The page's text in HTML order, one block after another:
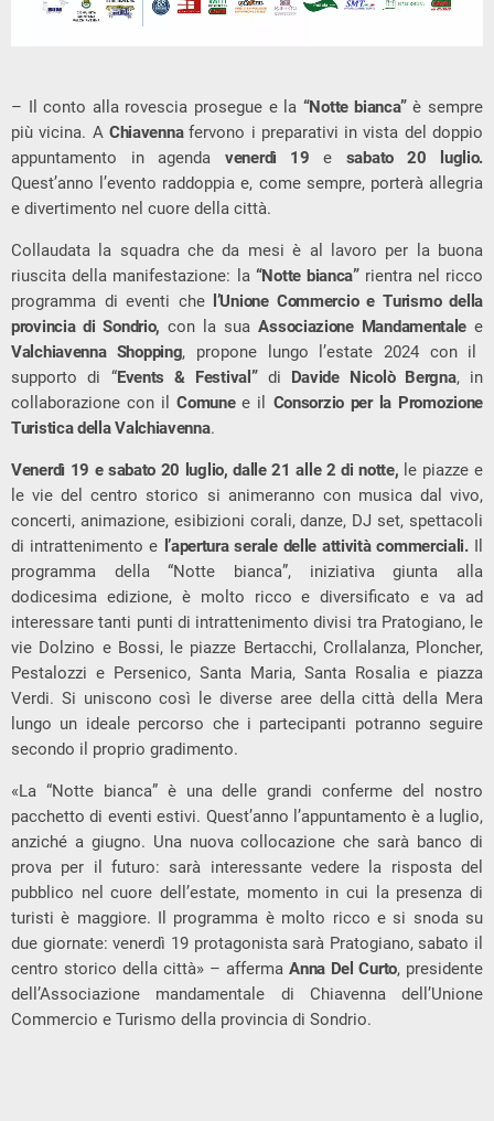
– Il conto alla rovescia prosegue e la “Notte bianca”è sempre
più vicina. A Chiavennafervono i preparativi in vista del doppio
appuntamento in agendavenerdì 19e sabato 20 luglio.
Quest’anno l’evento raddoppia e, come sempre, porterà allegria
e divertimento nel cuore della città.
Collaudata la squadra che da mesi è al lavoro per la buona
riuscita della manifestazione: la “Notte bianca” rientra nel ricco
programma di eventi che
l’Unione Commercio e Turismo della
provincia di Sondrio, con la suaAssociazione Mandamentalee
Valchiavenna Shopping, propone lungo l’estate 2024 con il
supporto di “Events & Festival” di Davide Nicolò Bergna, in
collaborazione con il
Comunee il Consorzio per la Promozione
Turistica della Valchiavenna.
Venerdì 19 e sabato 20 luglio, dalle 21 alle 2 di notte, le piazze e
le vie del centro storico si animeranno con musica dal vivo,
concerti, animazione, esibizioni corali, danze, DJ set, spettacoli
di intrattenimento e l’apertura serale delle attività commerciali.Il
programma della “Notte bianca”, iniziativa giunta alla
dodicesima edizione, è molto ricco e diversificato e va ad
interessare tanti punti di intrattenimento divisi tra Pratogiano, le
vie Dolzino e Bossi, le piazze Bertacchi, Crollalanza, Ploncher,
Pestalozzi e Persenico, Santa Maria, Santa Rosalia e piazza
Verdi. Si uniscono così le diverse aree della città della Mera
lungo un ideale percorso che i partecipanti potranno seguire
secondo il proprio gradimento.
«La “Notte bianca” è una delle grandi conferme del nostro
pacchetto di eventi estivi. Quest’anno l’appuntamento è a luglio,
anziché a giugno. Una nuova collocazione che sarà banco di
prova per il futuro: sarà interessante vedere la risposta del
pubblico nel cuore dell’estate, momento in cui la presenza di
turisti è maggiore. Il programma è molto ricco e si snoda su
due giornate: venerdì 19 protagonista sarà Pratogiano, sabato il
centro storico della città» – affermaAnna Del Curto, presidente
dell’Associazione mandamentale di Chiavenna dell’Unione
Commercio e Turismo della provincia di Sondrio.